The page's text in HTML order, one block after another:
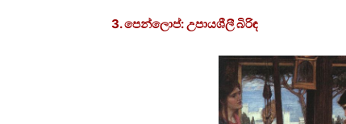
3. පෙන්ලොප්: උපායශීලී බිරිඳ